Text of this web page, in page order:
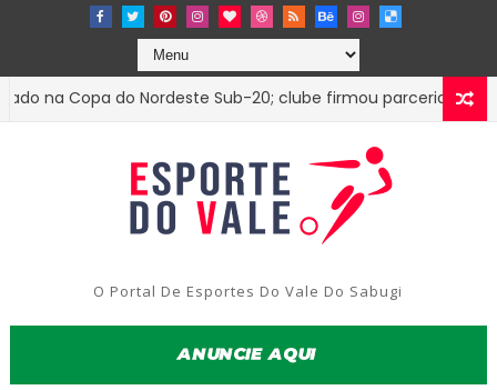
Copa do Nordeste Sub-20; clube firmou parceria com o
O Portal De Esportes Do Vale Do Sabugi